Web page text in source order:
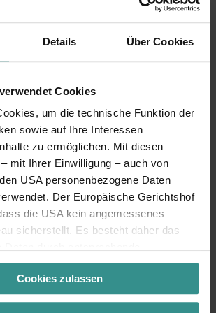
Details Über Cookies
Cookies
um die technische Funktion der
sowie auf Ihre Interessen
zu ermöglichen. Mit diesen
mit Ihrer Einwilligung – auch von
USA personenbezogene Daten
Der Europäische Gerichtshof
die USA kein angemessenes
sicherstellt. Es besteht daher das
den Drittanbietern (z.B. Google,
durch US-Behörden zu Kontroll- und
unterliegen und dagegen keine
Cookies zulassen
& mehr erleben
für den Aufenthalt zwischen See